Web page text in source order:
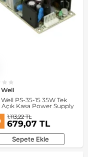
Well
PS-35-15 35W Tek
Açık Kasa Power Supply
1.113,22 TL
679,07 TL
Sepete Ekle